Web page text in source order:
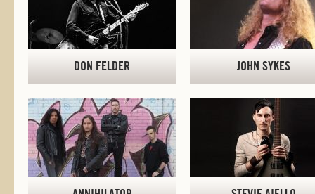
DON FELDER JOHN SYKES